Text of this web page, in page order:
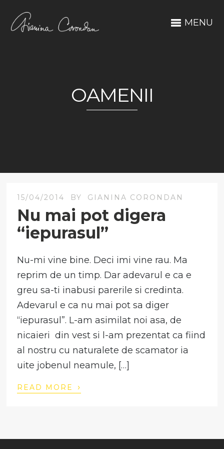
MENU
OAMENII
15/04/2014 BY GIANINA CORONDAN
Nu mai pot digera
“iepurasul”
Nu-mi vine bine. Deci imi vine rau. Ma
reprim de un timp. Dar adevarul e ca e
greu sa-ti inabusi parerile si credinta.
Adevarul e ca nu mai pot sa diger
“iepurasul”. L-am asimilat noi asa, de
nicaieri din vest si l-am prezentat ca fiind
al nostru cu naturalete de scamator ia
uite jobenul neamule, […]
READ MORE ›